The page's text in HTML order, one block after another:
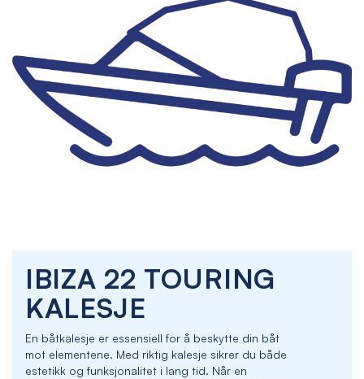
IBIZA 22 TOURING
KALESJE
En båtkalesje er essensiell for å beskytte din båt
mot elementene. Med riktig kalesje sikrer du både
estetikk og funksjonalitet i lang tid. Når en
the
beginning
the
images
gallery